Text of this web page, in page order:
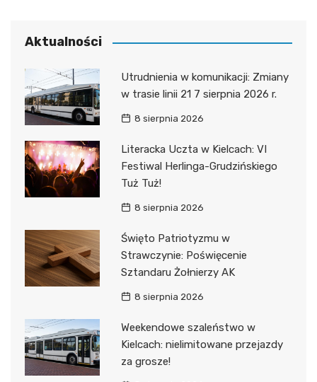
Aktualności
Utrudnienia w komunikacji: Zmiany
w trasie linii 21 7 sierpnia 2026 r.
8 sierpnia 2026
Literacka Uczta w Kielcach: VI
Festiwal Herlinga-Grudzińskiego
Tuż Tuż!
8 sierpnia 2026
Święto Patriotyzmu w
Strawczynie: Poświęcenie
Sztandaru Żołnierzy AK
8 sierpnia 2026
Weekendowe szaleństwo w
Kielcach: nielimitowane przejazdy
za grosze!